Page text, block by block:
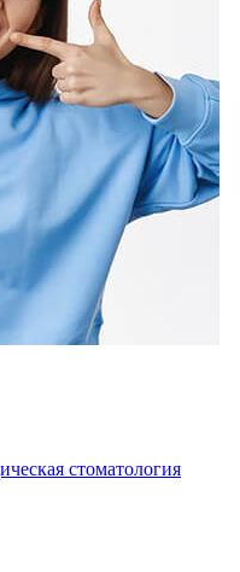
стоматология